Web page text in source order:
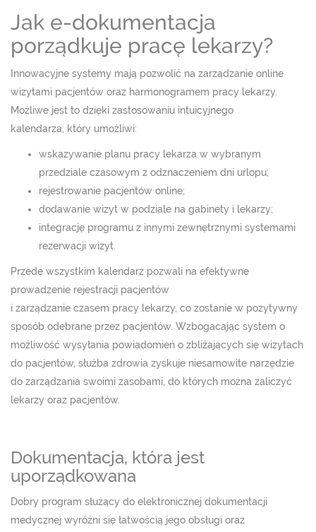
Jak e-dokumentacja
porządkuje pracę lekarzy?
Innowacyjne systemy mają pozwolić na zarządzanie online
wizytami pacjentów oraz harmonogramem pracy lekarzy.
Możliwe jest to dzięki zastosowaniu intuicyjnego
kalendarza, który umożliwi:
wskazywanie planu pracy lekarza w wybranym
przedziale czasowym z odznaczeniem dni urlopu;
rejestrowanie pacjentów online;
dodawanie wizyt w podziale na gabinety i lekarzy;
integrację programu z innymi zewnętrznymi systemami
rezerwacji wizyt.
Przede wszystkim kalendarz pozwali na efektywne
prowadzenie rejestracji pacjentów
i zarządzanie czasem pracy lekarzy, co zostanie w pozytywny
sposób odebrane przez pacjentów. Wzbogacając system o
możliwość wysyłania powiadomień o zbliżających się wizytach
do pacjentów, służba zdrowia zyskuje niesamowite narzędzie
do zarządzania swoimi zasobami, do których można zaliczyć
lekarzy oraz pacjentów.
Dokumentacja, która jest
uporządkowana
Dobry program służący do elektronicznej dokumentacji
medycznej wyróżni się łatwością jego obsługi oraz